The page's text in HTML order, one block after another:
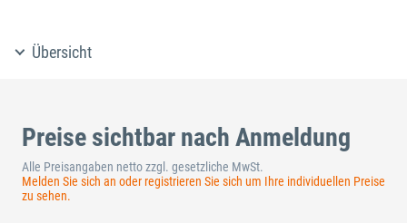
Übersicht
Preise sichtbar nach Anmeldung
Alle Preisangaben netto zzgl. gesetzliche MwSt.
Melden Sie sich an oder registrieren Sie sich um Ihre individuellen Preise
zu sehen.